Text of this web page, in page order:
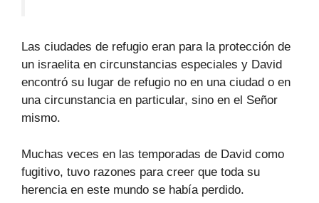
Las ciudades de refugio eran para la protección de
un israelita en circunstancias especiales y David
encontró su lugar de refugio no en una ciudad o en
una circunstancia en particular, sino en el Señor
mismo.
Muchas veces en las temporadas de David como
fugitivo, tuvo razones para creer que toda su
herencia en este mundo se había perdido.